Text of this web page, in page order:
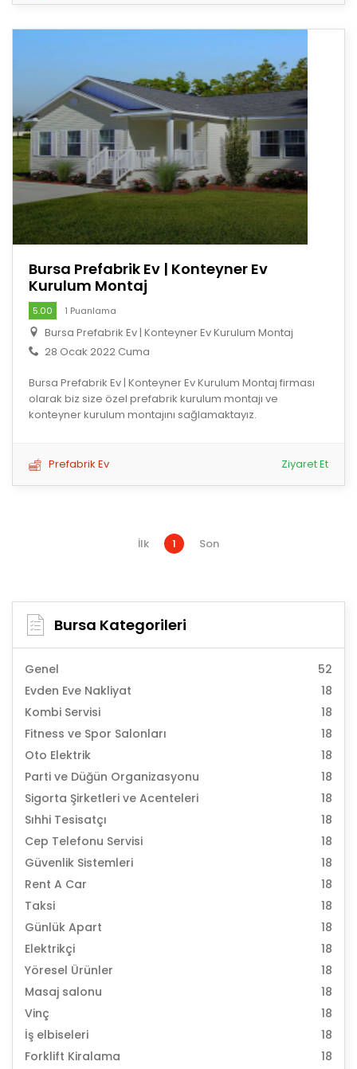
Bursa Prefabrik Ev | Konteyner Ev
Kurulum Montaj
5.00 1 Puanlama
Bursa Prefabrik Ev | Konteyner Ev Kurulum Montaj
28 Ocak 2022 Cuma
Bursa Prefabrik Ev | Konteyner Ev Kurulum Montaj firması
olarak biz size özel prefabrik kurulum montajı ve
konteyner kurulum montajını sağlamaktayız.
Prefabrik Ev Ziyaret Et
İlk 1 Son
Bursa Kategorileri
Genel
52
Evden Eve Nakliyat
18
Kombi Servisi
18
Fitness ve Spor Salonları
18
Oto Elektrik
18
Parti ve Düğün Organizasyonu
18
Sigorta Şirketleri ve Acenteleri
18
Sıhhi Tesisatçı
18
Cep Telefonu Servisi
18
Güvenlik Sistemleri
18
Rent A Car
18
Taksi
18
Günlük Apart
18
Elektrikçi
18
Yöresel Ürünler
18
Masaj salonu
18
Vinç
18
İş elbiseleri
18
Forklift Kiralama
18